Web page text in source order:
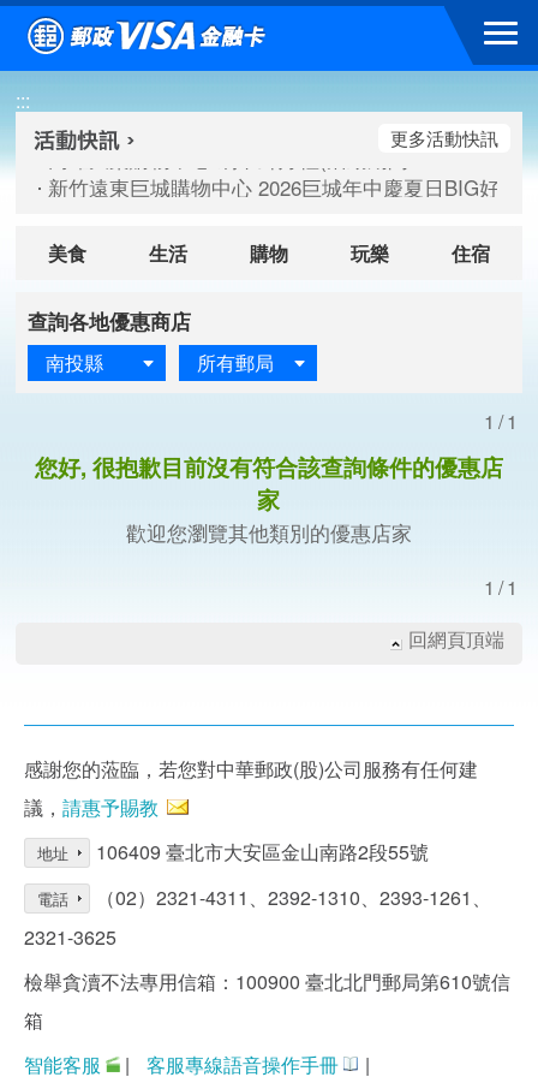
跳到主要內容區塊
:::
高雄大樂購物中心 刷卡郵好禮(活動期間：115/08/07-
臺北三創生活 有點東西第2波 刷卡郵好禮(活動期間：
高雄大樂購物中心 刷卡郵好禮(活動期間：115/08/07-
新竹遠東巨城購物中心 2026巨城年中慶夏日BIG好刷(
更多活動快訊
美食 生活 購物 玩樂 住宿
查詢各地優惠商店
南投縣 所有郵局
1/1
您好, 很抱歉目前沒有符合該查詢條件的優惠店
家
歡迎您瀏覽其他類別的優惠店家
1/1
回網頁頂端
感謝您的蒞臨，若您對中華郵政(股)公司服務有任何建
議， 請惠予賜教
地址 106409 臺北市大安區金山南路2段55號
電話
（02）2321-4311、2392-1310、2393-1261、
2321-3625
檢舉貪瀆不法專用信箱：100900 臺北北門郵局第610號信
箱
智能客服
| 客服專線語音操作手冊 |